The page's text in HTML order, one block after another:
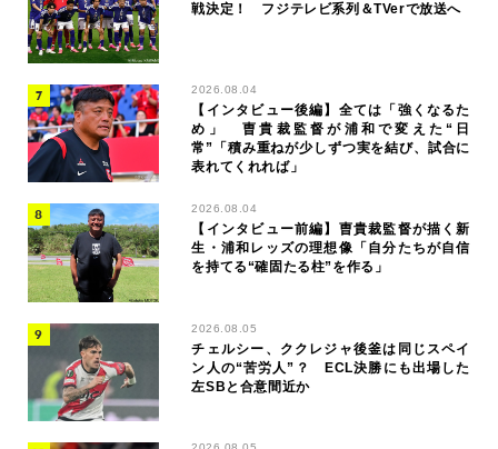
戦決定！ フジテレビ系列＆TVerで放送へ
2026.08.04
【インタビュー後編】全ては「強くなるた
め」 曺貴裁監督が浦和で変えた“日
常”「積み重ねが少しずつ実を結び、試合に
表れてくれれば」
2026.08.04
【インタビュー前編】曺貴裁監督が描く新
生・浦和レッズの理想像「自分たちが自信
を持てる“確固たる柱”を作る」
2026.08.05
チェルシー、ククレジャ後釜は同じスペイ
ン人の“苦労人”？ ECL決勝にも出場した
左SBと合意間近か